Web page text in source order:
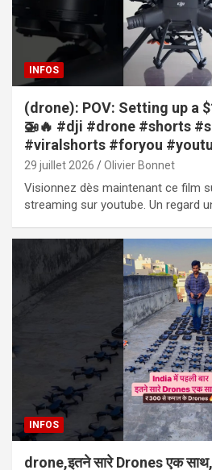
INFOS
(drone): POV: Setting up a
🚁🔥 #dji #drone #shorts
#viralshorts #foryou
29 juillet 2026 Olivier Bonnet
Visionnez dès maintenant ce film
streaming sur youtube. Un regard
INFOS
drone,इतने सारे Drones एक